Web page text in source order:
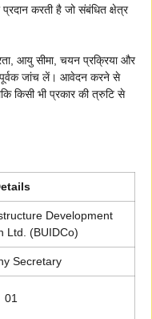
प्रदान करती है जो संबंधित क्षेत्र
आयु सीमा, चयन प्रक्रिया और
जांच लें। आवेदन करने से
किसी भी प्रकार की त्रुटि से
Development
Ltd. (BUIDCo)
Secretary
01